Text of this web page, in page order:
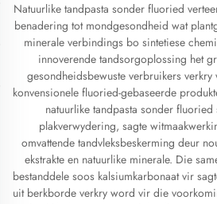
Natuurlike tandpasta sonder fluoried
benadering tot mondgesondheid wat
minerale verbindings bo sintetiese
innoverende tandsorgoplossing het
gesondheidsbewuste verbruikers
konvensionele fluoried-gebaseerde
natuurlike tandpasta sonder
plakverwydering, sagte
omvattende tandvleksbeskerming deur
ekstrakte en natuurlike minerale. Die
bestanddele soos kalsiumkarbonaat vir
uit berkborde verkry word vir die